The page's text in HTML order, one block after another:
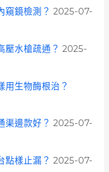
窺鏡檢測？ 2025-07-
壓水槍疏通？ 2025-
用生物酶根治？
渠邊款好？ 2025-07-
點樣止漏？ 2025-07-